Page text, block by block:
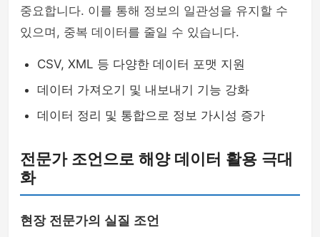
중요합니다. 이를 통해 정보의 일관성을 유지할 수
있으며, 중복 데이터를 줄일 수 있습니다.
CSV, XML 등 다양한 데이터 포맷 지원
데이터 가져오기 및 내보내기 기능 강화
데이터 정리 및 통합으로 정보 가시성 증가
전문가 조언으로 해양 데이터 활용 극대
화
현장 전문가의 실질 조언